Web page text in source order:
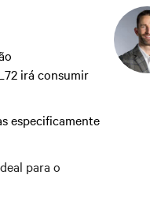
irá consumir
especificamente
para o